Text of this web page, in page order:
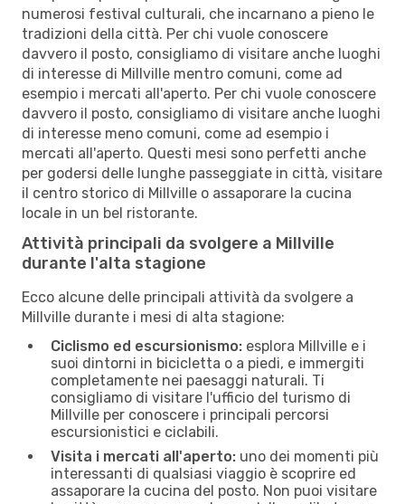
numerosi festival culturali, che incarnano a pieno le
tradizioni della città. Per chi vuole conoscere
davvero il posto, consigliamo di visitare anche luoghi
di interesse di Millville mentro comuni, come ad
esempio i mercati all'aperto. Per chi vuole conoscere
davvero il posto, consigliamo di visitare anche luoghi
di interesse meno comuni, come ad esempio i
mercati all'aperto. Questi mesi sono perfetti anche
per godersi delle lunghe passeggiate in città, visitare
il centro storico di Millville o assaporare la cucina
locale in un bel ristorante.
Attività principali da svolgere a Millville
durante l'alta stagione
Ecco alcune delle principali attività da svolgere a
Millville durante i mesi di alta stagione:
Ciclismo ed escursionismo: esplora Millville e i
suoi dintorni in bicicletta o a piedi, e immergiti
completamente nei paesaggi naturali. Ti
consigliamo di visitare l'ufficio del turismo di
Millville per conoscere i principali percorsi
escursionistici e ciclabili.
Visita i mercati all'aperto: uno dei momenti più
interessanti di qualsiasi viaggio è scoprire ed
assaporare la cucina del posto. Non puoi visitare